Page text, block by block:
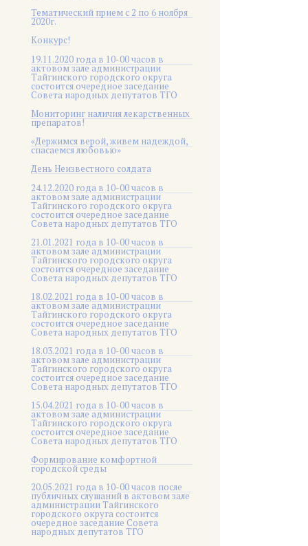
Тематический прием с 2 по 6 ноября
2020г.
Конкурс!
19.11.2020 года в 10-00 часов в
актовом зале администрации
Тайгинского городского округа
состоится очередное заседание
Совета народных депутатов ТГО
Мониторинг наличия лекарственных
препаратов!
«Держимся верой, живем надеждой,
спасаемся любовью»
День Неизвестного солдата
24.12.2020 года в 10-00 часов в
актовом зале администрации
Тайгинского городского округа
состоится очередное заседание
Совета народных депутатов ТГО
21.01.2021 года в 10-00 часов в
актовом зале администрации
Тайгинского городского округа
состоится очередное заседание
Совета народных депутатов ТГО
18.02.2021 года в 10-00 часов в
актовом зале администрации
Тайгинского городского округа
состоится очередное заседание
Совета народных депутатов ТГО
18.03.2021 года в 10-00 часов в
актовом зале администрации
Тайгинского городского округа
состоится очередное заседание
Совета народных депутатов ТГО
15.04.2021 года в 10-00 часов в
актовом зале администрации
Тайгинского городского округа
состоится очередное заседание
Совета народных депутатов ТГО
Формирование комфортной
городской среды
20.05.2021 года в 10-00 часов после
публичных слушаний в актовом зале
администрации Тайгинского
городского округа состоится
очередное заседание Совета
народных депутатов ТГО